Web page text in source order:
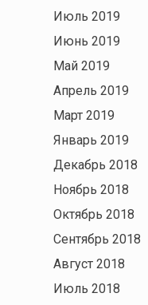
Июль 2019
Июнь 2019
Май 2019
Апрель 2019
Март 2019
Январь 2019
Декабрь 2018
Ноябрь 2018
Октябрь 2018
Сентябрь 2018
Август 2018
Июль 2018